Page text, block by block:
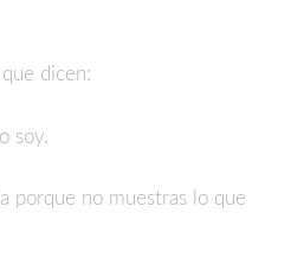
dicen:
soy.
porque no muestras lo que